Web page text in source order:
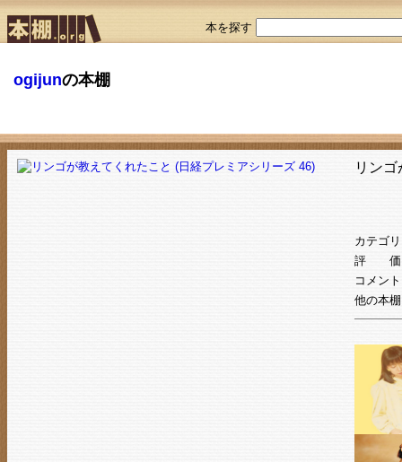
本を探す
ogijunの本棚
リン
カテゴリ
評 価
コメント
他の本棚